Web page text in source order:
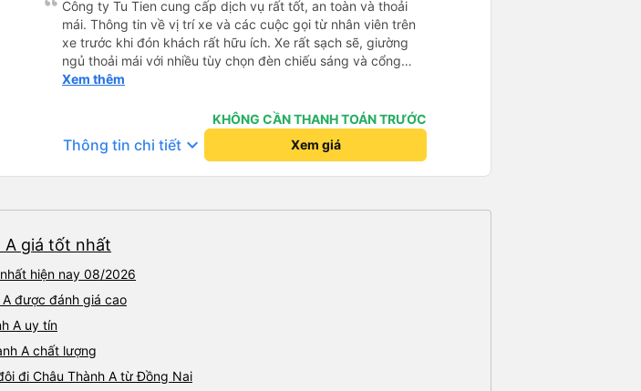
Công ty Tu Tien cung cấp dịch vụ rất tốt, an toàn và thoải
mái. Thông tin về vị trí xe và các cuộc gọi từ nhân viên trên
xe trước khi đón khách rất hữu ích. Xe rất sạch sẽ, giường
ngủ thoải mái với nhiều tùy chọn đèn chiếu sáng và cổng
USB được đặt ở vị trí thuận tiện. Nhân viên rất lịch sự và xe
Xem thêm
KHÔNG CẦN THANH TOÁN TRƯỚC
Thông tin chi tiết keyboard_arrow_down Xem giá
A giá tốt nhất
hiện nay 08/2026
được đánh giá cao
A uy tín
A chất lượng
đi Châu Thành A từ Đồng Nai